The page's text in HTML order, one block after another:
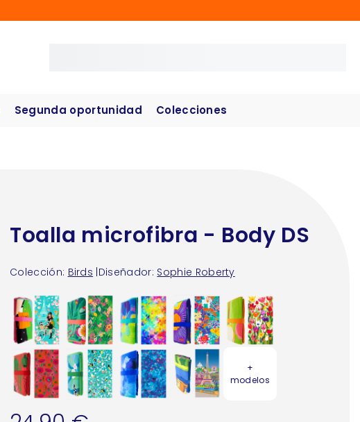
Segunda oportunidad Colecciones
Toalla microfibra - Body DS
Colección: Birds Diseñador: Sophie Roberty
+
modelos